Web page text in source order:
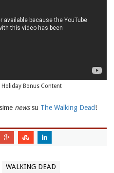
Bonus Content
newssu The Walking Dead!
WALKING DEAD